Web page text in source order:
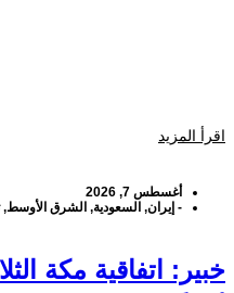
اقرأ المزيد
أغسطس 7, 2026
- إيران, السعودية, الشرق الأوسط,
خبير: اتفاقية مكة